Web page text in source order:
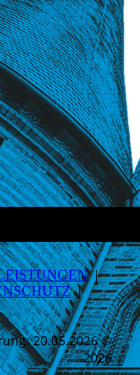
|
|
20.05.2026 ©
2026